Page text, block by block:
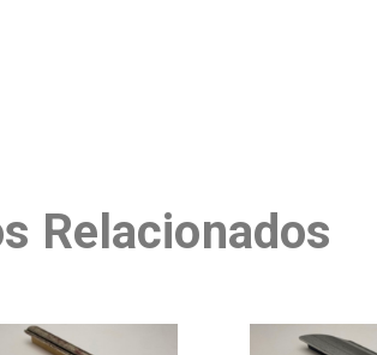
Relacionados